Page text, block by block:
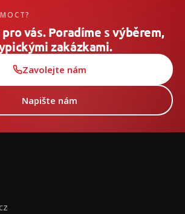
vás. Poradíme s výběrem,
zakázkami.
Zavolejte nám
Napište nám